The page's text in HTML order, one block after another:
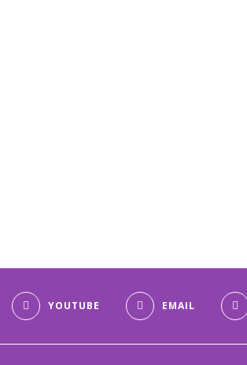
YOUTUBE EMAIL